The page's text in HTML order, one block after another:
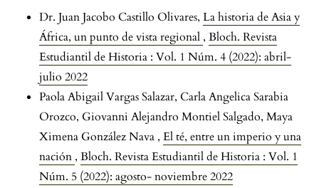
Dr. Juan Jacobo Castillo Olivares, La historia de Asia y
África, un punto de vista regional , Bloch. Revista
Estudiantil de Historia : Vol. 1 Núm. 4 (2022): abril-
julio 2022
Paola Abigail Vargas Salazar, Carla Angelica Sarabia
Orozco, Giovanni Alejandro Montiel Salgado, Maya
Ximena González Nava , El té, entre un imperio y una
nación , Bloch. Revista Estudiantil de Historia : Vol. 1
Núm. 5 (2022): agosto- noviembre 2022